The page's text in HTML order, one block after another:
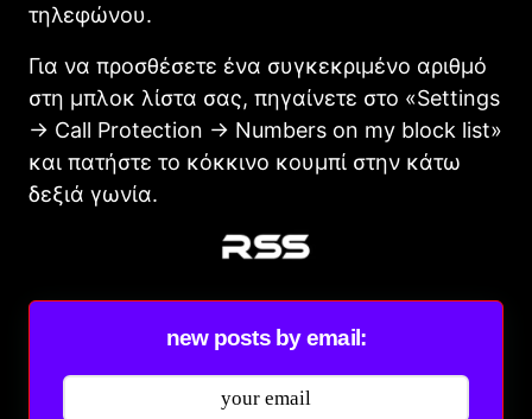
τηλεφώνου.
Για να προσθέσετε ένα συγκεκριμένο αριθμό
στη μπλοκ λίστα σας, πηγαίνετε στο «Settings
-> Call Protection -> Numbers on my block list»
και πατήστε το κόκκινο κουμπί στην κάτω
δεξιά γωνία.
new posts by email: